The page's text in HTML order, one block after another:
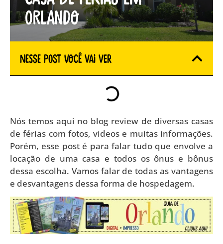
Orlando
Nesse Post você vai ver
Nós temos aqui no blog review de diversas casas
de férias com fotos, videos e muitas informações.
Porém, esse post é para falar tudo que envolve a
locação de uma casa e todos os ônus e bônus
dessa escolha. Vamos falar de todas as vantagens
e desvantagens dessa forma de hospedagem.